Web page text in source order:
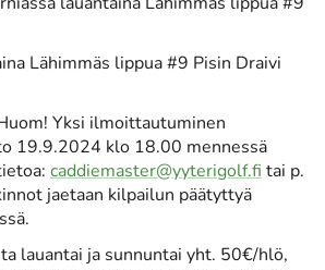
lauantaina Lähimmäs lippua #9
Lähimmäs lippua #9 Pisin Draivi
Yksi ilmoittautuminen
19.9.2024 klo 18.00 mennessä
caddiemaster@yyterigolf.fi tai p.
jaetaan kilpailun päätyttyä
lauantai ja sunnuntai yht. 50€/hlö,